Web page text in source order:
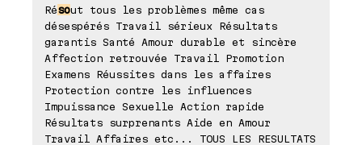
Résout tous les problèmes même cas
désespérés Travail sérieux Résultats
garantis Santé Amour durable et sincère
Affection retrouvée Travail Promotion
Examens Réussites dans les affaires
Protection contre les influences
Impuissance Sexuelle Action rapide
Résultats surprenants Aide en Amour
Travail Affaires etc... TOUS LES RESULTATS